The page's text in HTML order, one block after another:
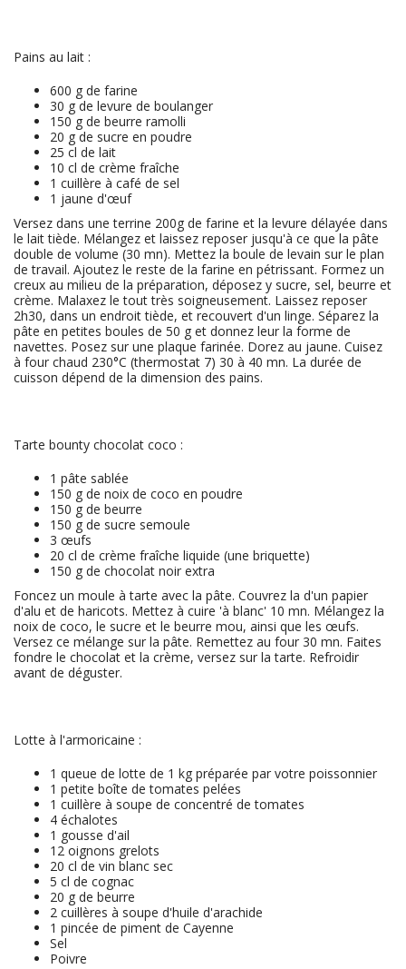
Pains au lait :
600 g de farine
30 g de levure de boulanger
150 g de beurre ramolli
20 g de sucre en poudre
25 cl de lait
10 cl de crème fraîche
1 cuillère à café de sel
1 jaune d'œuf
Versez dans une terrine 200g de farine et la levure délayée dans
le lait tiède. Mélangez et laissez reposer jusqu'à ce que la pâte
double de volume (30 mn). Mettez la boule de levain sur le plan
de travail. Ajoutez le reste de la farine en pétrissant. Formez un
creux au milieu de la préparation, déposez y sucre, sel, beurre et
crème. Malaxez le tout très soigneusement. Laissez reposer
2h30, dans un endroit tiède, et recouvert d'un linge. Séparez la
pâte en petites boules de 50 g et donnez leur la forme de
navettes. Posez sur une plaque farinée. Dorez au jaune. Cuisez
à four chaud 230°C (thermostat 7) 30 à 40 mn. La durée de
cuisson dépend de la dimension des pains.
Tarte bounty chocolat coco :
1 pâte sablée
150 g de noix de coco en poudre
150 g de beurre
150 g de sucre semoule
3 œufs
20 cl de crème fraîche liquide (une briquette)
150 g de chocolat noir extra
Foncez un moule à tarte avec la pâte. Couvrez la d'un papier
d'alu et de haricots. Mettez à cuire 'à blanc' 10 mn. Mélangez la
noix de coco, le sucre et le beurre mou, ainsi que les œufs.
Versez ce mélange sur la pâte. Remettez au four 30 mn. Faites
fondre le chocolat et la crème, versez sur la tarte. Refroidir
avant de déguster.
Lotte à l'armoricaine :
1 queue de lotte de 1 kg préparée par votre poissonnier
1 petite boîte de tomates pelées
1 cuillère à soupe de concentré de tomates
4 échalotes
1 gousse d'ail
12 oignons grelots
20 cl de vin blanc sec
5 cl de cognac
20 g de beurre
2 cuillères à soupe d'huile d'arachide
1 pincée de piment de Cayenne
Sel
Poivre